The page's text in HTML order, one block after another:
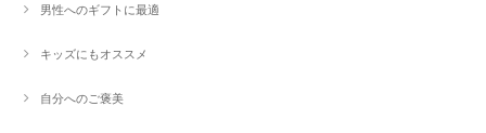
男性へのギフトに最適
キッズにもオススメ
自分へのご褒美